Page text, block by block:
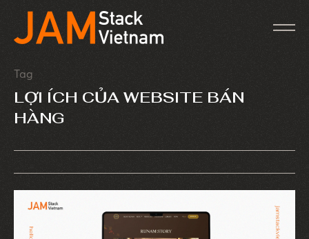
Tag
LỢI ÍCH CỦA WEBSITE BÁN
HÀNG